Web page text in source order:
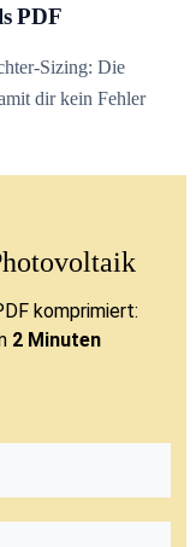
PDF
Sizing: Die
dir kein Fehler
komprimiert:
2 Minuten